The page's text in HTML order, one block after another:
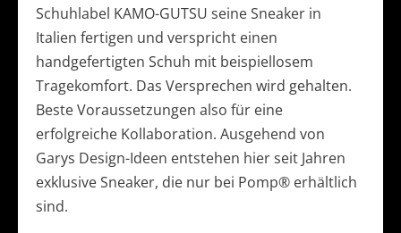
Schuhlabel KAMO-GUTSU seine Sneaker in
Italien fertigen und verspricht einen
handgefertigten Schuh mit beispiellosem
Tragekomfort. Das Versprechen wird gehalten.
Beste Voraussetzungen also für eine
erfolgreiche Kollaboration. Ausgehend von
Garys Design-Ideen entstehen hier seit Jahren
exklusive Sneaker, die nur bei Pomp® erhältlich
sind.